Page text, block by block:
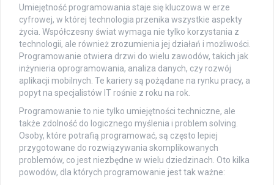
Umiejętność programowania staje się kluczowa w erze
cyfrowej, w której technologia przenika wszystkie aspekty
życia. Współczesny świat wymaga nie tylko korzystania z
technologii, ale również zrozumienia jej działań i możliwości.
Programowanie otwiera drzwi do wielu zawodów, takich jak
inżynieria oprogramowania, analiza danych, czy rozwój
aplikacji mobilnych. Te kariery są pożądane na rynku pracy, a
popyt na specjalistów IT rośnie z roku na rok.
Programowanie to nie tylko umiejętności techniczne, ale
także zdolność do logicznego myślenia i problem solving.
Osoby, które potrafią programować, są często lepiej
przygotowane do rozwiązywania skomplikowanych
problemów, co jest niezbędne w wielu dziedzinach. Oto kilka
powodów, dla których programowanie jest tak ważne: